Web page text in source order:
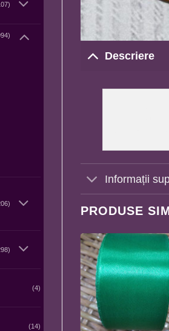
(4)
(14)
Descriere
Informații
PRODUSE